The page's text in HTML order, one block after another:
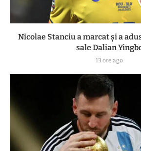
Nicolae Stanciu a marcat și a
sale Dalian
13 ore ago